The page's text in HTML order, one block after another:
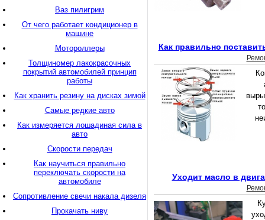
Как правильно
Уходит масло в
Ваз пилигрим
От чего работает кондиционер в
машине
Мотороллеры
Толщиномер лакокрасочных
покрытий автомобилей принцип
работы
Как хранить резину на дисках зимой
Самые редкие авто
Как измеряется лошадиная сила в
авто
Скорости передач
Как научиться правильно
переключать скорости на
автомобиле
Сопротивление свечи накала дизеля
Прокачать ниву